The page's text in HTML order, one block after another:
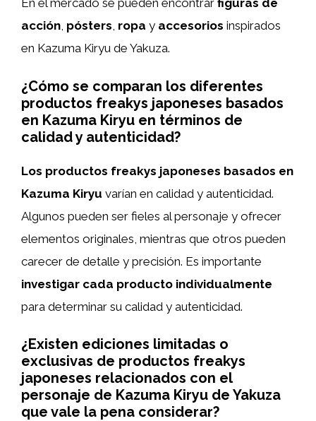
En el mercado se pueden encontrar figuras de
acción, pósters, ropa y accesorios inspirados
en Kazuma Kiryu de Yakuza.
¿Cómo se comparan los diferentes
productos freakys japoneses basados
en Kazuma Kiryu en términos de
calidad y autenticidad?
Los productos freakys japoneses basados en
Kazuma Kiryu varían en calidad y autenticidad.
Algunos pueden ser fieles al personaje y ofrecer
elementos originales, mientras que otros pueden
carecer de detalle y precisión. Es importante
investigar cada producto individualmente
para determinar su calidad y autenticidad.
¿Existen ediciones limitadas o
exclusivas de productos freakys
japoneses relacionados con el
personaje de Kazuma Kiryu de Yakuza
que vale la pena considerar?